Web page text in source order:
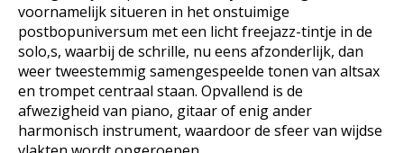
voornamelijk situeren in het onstuimige
postbopuniversum met een licht freejazz-tintje in de
solo‚s, waarbij de schrille, nu eens afzonderlijk, dan
weer tweestemmig samengespeelde tonen van altsax
en trompet centraal staan. Opvallend is de
afwezigheid van piano, gitaar of enig ander
harmonisch instrument, waardoor de sfeer van wijdse